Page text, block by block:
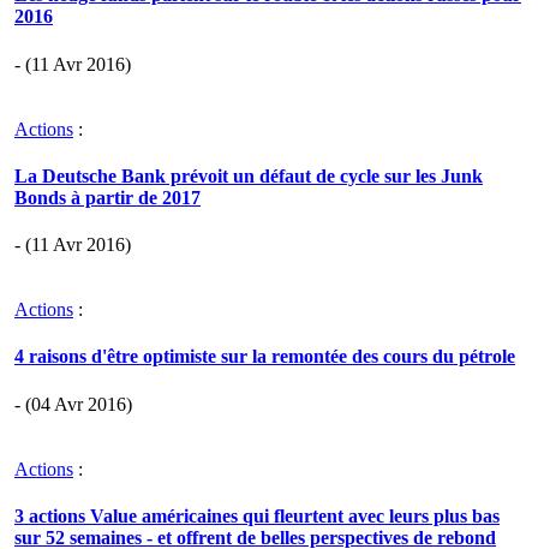
2016
- (11 Avr 2016)
Actions :
La Deutsche Bank prévoit un défaut de cycle sur les Junk
Bonds à partir de 2017
- (11 Avr 2016)
Actions :
4 raisons d'être optimiste sur la remontée des cours du pétrole
- (04 Avr 2016)
Actions :
3 actions Value américaines qui fleurtent avec leurs plus bas
sur 52 semaines - et offrent de belles perspectives de rebond